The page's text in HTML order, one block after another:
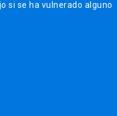
si se ha vulnerado alguno